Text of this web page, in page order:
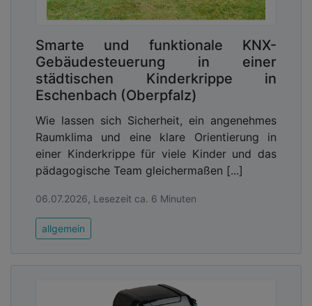
Smarte und funktionale KNX-
Gebäudesteuerung in einer
städtischen Kinderkrippe in
Eschenbach (Oberpfalz)
Wie lassen sich Sicherheit, ein angenehmes
Raumklima und eine klare Orientierung in
einer Kinderkrippe für viele Kinder und das
pädagogische Team gleichermaßen [...]
06.07.2026, Lesezeit ca. 6 Minuten
allgemein